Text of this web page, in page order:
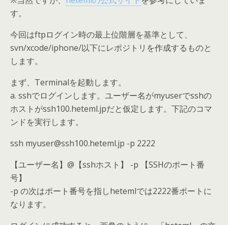
す。
今回はftpログイン時の最上位階層を基準として、
svn/xcode/iphone/以下にレポジトリを作成するものと
します。
まず、Terminalを起動します。
a. sshでログインします。ユーザー名がmyuserでsshの
ホストがssh100.heteml.jpだと仮定します。下記のコマ
ンドを実行します。
ssh myuser@ssh100.heteml.jp -p 2222
【ユーザー名】@【sshホスト】 -p 【SSHのポート番
号】
-p の次はポート番号を指しhetemlでは2222番ポートに
なります。